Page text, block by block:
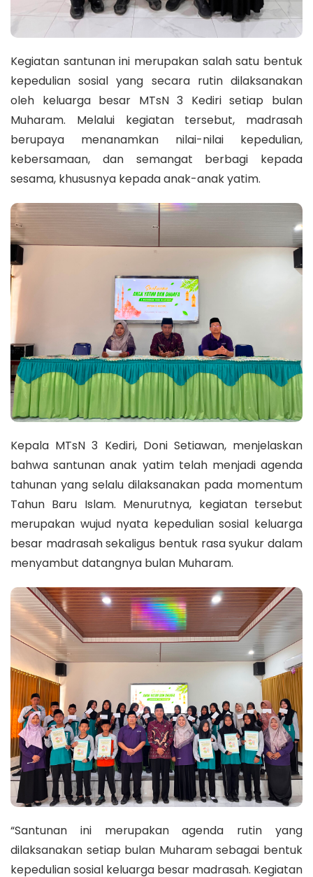
Kegiatan santunan ini merupakan salah satu bentuk
kepedulian sosial yang secara rutin dilaksanakan
oleh keluarga besar MTsN 3 Kediri setiap bulan
Muharam. Melalui kegiatan tersebut, madrasah
berupaya menanamkan nilai-nilai kepedulian,
kebersamaan, dan semangat berbagi kepada
sesama, khususnya kepada anak-anak yatim.
Kepala MTsN 3 Kediri, Doni Setiawan, menjelaskan
bahwa santunan anak yatim telah menjadi agenda
tahunan yang selalu dilaksanakan pada momentum
Tahun Baru Islam. Menurutnya, kegiatan tersebut
merupakan wujud nyata kepedulian sosial keluarga
besar madrasah sekaligus bentuk rasa syukur dalam
menyambut datangnya bulan Muharam.
“Santunan ini merupakan agenda rutin yang
dilaksanakan setiap bulan Muharam sebagai bentuk
kepedulian sosial keluarga besar madrasah. Kegiatan